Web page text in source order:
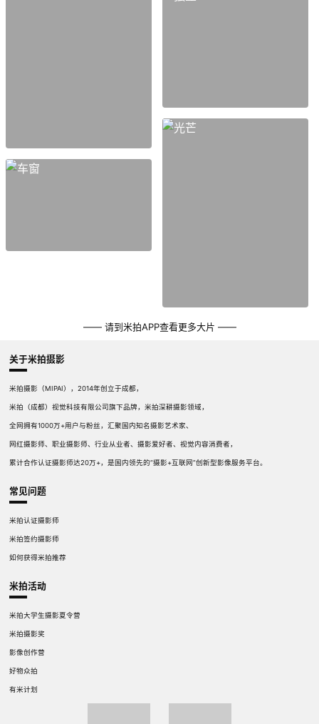
—— 请到米拍APP查看更多大片 ——
关于米拍摄影
米拍摄影（MIPAI），2014年创立于成都，
米拍（成都）视觉科技有限公司旗下品牌，米拍深耕摄影领域，
全网拥有1000万+用户与粉丝，汇聚国内知名摄影艺术家、
网红摄影师、职业摄影师、行业从业者、摄影爱好者、视觉内容消费者，
累计合作认证摄影师达20万+，是国内领先的“摄影+互联网”创新型影像服务平台。
常见问题
米拍认证摄影师
米拍签约摄影师
如何获得米拍推荐
米拍活动
米拍大学生摄影夏令营
米拍摄影奖
影像创作营
好物众拍
有米计划